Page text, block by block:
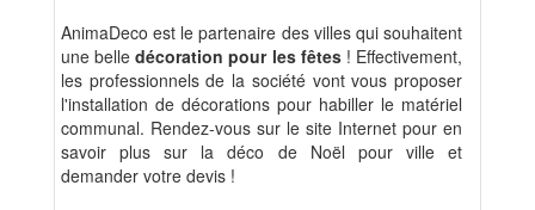
AnimaDeco est le partenaire des villes qui souhaitent
une belledécoration pour les fêtes! Effectivement,
les professionnels de la société vont vous proposer
l'installation de décorations pour habiller le matériel
communal. Rendez-vous sur le site Internet pour en
savoir plus sur la déco de Noël pour ville et
demander votre devis !